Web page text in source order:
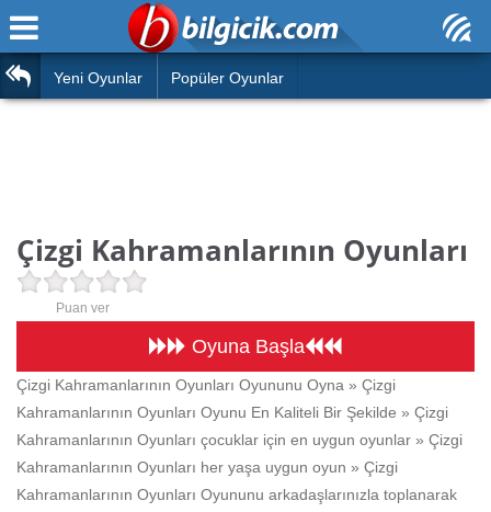
Araba
Futbol
Çocuk
Silah
Basketbol
Motor
Beceri
Ana Sayfa
Hızlı Okuma Testi
Hesaplamalar
Oyun
Eğitim Haberleri
Yeni Oyunlar Popüler Oyunlar
Çizgi Kahramanlarının Oyunları
Puan ver
Oyuna Başla
Çizgi Kahramanlarının Oyunları Oyununu Oyna » Çizgi
Kahramanlarının Oyunları Oyunu En Kaliteli Bir Şekilde » Çizgi
Kahramanlarının Oyunları çocuklar için en uygun oyunlar » Çizgi
Kahramanlarının Oyunları her yaşa uygun oyun » Çizgi
Kahramanlarının Oyunları Oyununu arkadaşlarınızla toplanarak